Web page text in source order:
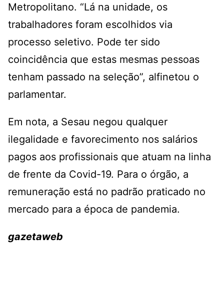
Metropolitano. “Lá na unidade, os
trabalhadores foram escolhidos via
processo seletivo. Pode ter sido
coincidência que estas mesmas pessoas
tenham passado na seleção”, alfinetou o
parlamentar.
Em nota, a Sesau negou qualquer
ilegalidade e favorecimento nos salários
pagos aos profissionais que atuam na linha
de frente da Covid-19. Para o órgão, a
remuneração está no padrão praticado no
mercado para a época de pandemia.
gazetaweb